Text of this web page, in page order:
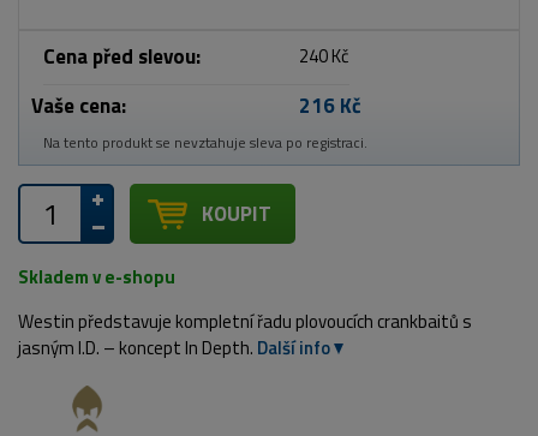
Cena před slevou: 240 Kč
Vaše cena: 216 Kč
Na tento produkt se nevztahuje sleva po registraci.
KOUPIT
Skladem v e-shopu
Westin představuje kompletní řadu plovoucích crankbaitů s
jasným I.D. – koncept In Depth. Další info